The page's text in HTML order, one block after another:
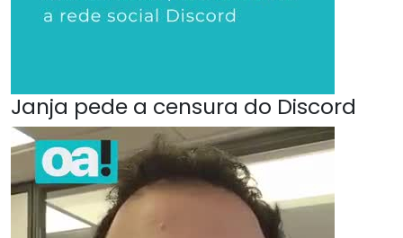
Janja pede a censura do Discord